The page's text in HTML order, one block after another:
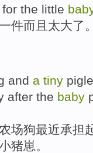
for the little
一件而且 太大了
and a tiny
after the baby
农场狗最近承担
猪崽 。